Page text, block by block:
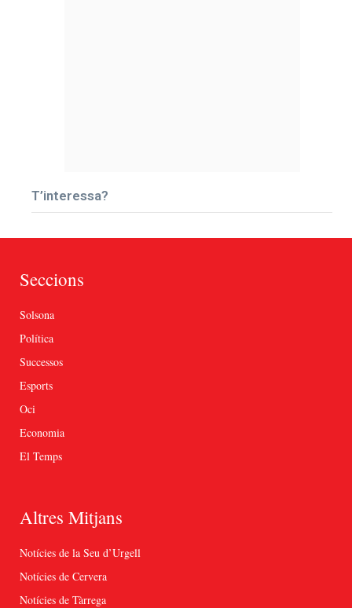
T’interessa?
Seccions
Solsona
Política
Successos
Esports
Oci
Economia
El Temps
Altres Mitjans
Notícies de la Seu d’Urgell
Notícies de Cervera
Notícies de Tàrrega